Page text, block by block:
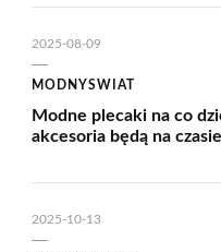
2025-08-09
MODNYSWIAT
Modne plecaki na co
akcesoria będą na
2025-10-13